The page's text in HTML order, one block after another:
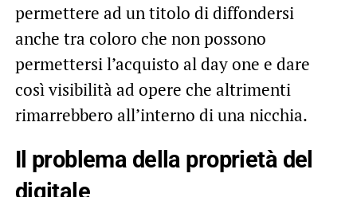
permettere ad un titolo di diffondersi
anche tra coloro che non possono
permettersi l’acquisto al day one e dare
così visibilità ad opere che altrimenti
rimarrebbero all’interno di una nicchia.
Il problema della proprietà del
digitale